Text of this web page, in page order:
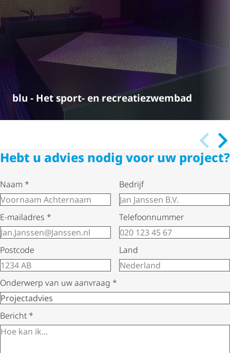
blu - Het sport- en recre­a­tie­zwembad
Hebt u advies nodig voor uw project?
Naam * Bedrijf
E-mailadres * Telefoonnummer
Postcode Land
Onderwerp van uw aanvraag *
Bericht *